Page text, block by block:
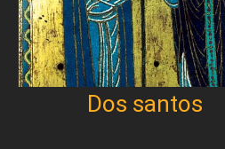
Dos santos